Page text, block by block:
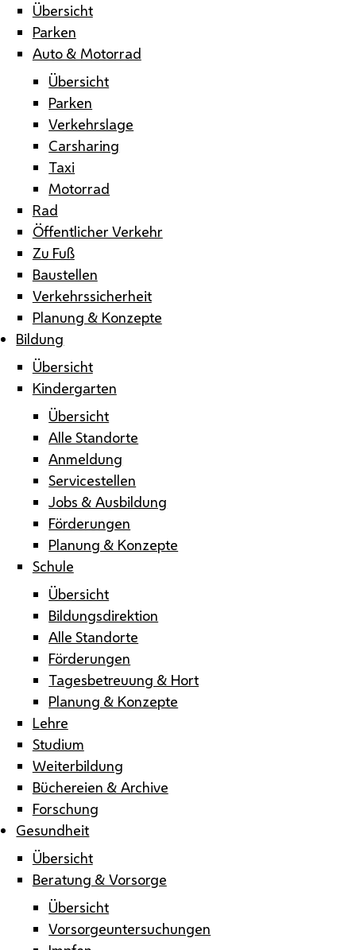
Übersicht
Parken
Auto & Motorrad
Übersicht
Parken
Verkehrslage
Carsharing
Taxi
Motorrad
Rad
Öffentlicher Verkehr
Zu Fuß
Baustellen
Verkehrssicherheit
Planung & Konzepte
Bildung
Übersicht
Kindergarten
Übersicht
Alle Standorte
Anmeldung
Servicestellen
Jobs & Ausbildung
Förderungen
Planung & Konzepte
Schule
Übersicht
Bildungsdirektion
Alle Standorte
Förderungen
Tagesbetreuung & Hort
Planung & Konzepte
Lehre
Studium
Weiterbildung
Büchereien & Archive
Forschung
Gesundheit
Übersicht
Beratung & Vorsorge
Übersicht
Vorsorgeuntersuchungen